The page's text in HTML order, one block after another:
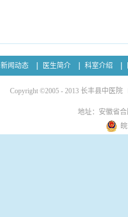
新闻动态 医生简介 科室介绍
Copyright ©2005 - 2013 长丰县中医院
地址：安徽省